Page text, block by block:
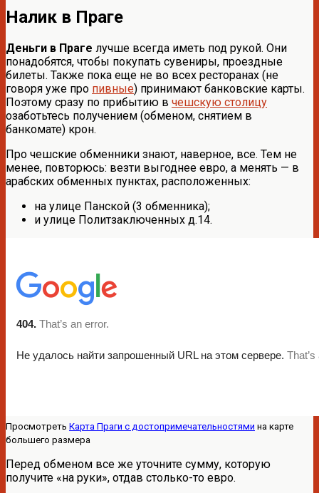
Налик в Праге
Деньги в Праге лучше всегда иметь под рукой. Они
понадобятся, чтобы покупать сувениры, проездные
билеты. Также пока еще не во всех ресторанах (не
говоря уже про пивные) принимают банковские карты.
Поэтому сразу по прибытию в чешскую столицу
озаботьтесь получением (обменом, снятием в
банкомате) крон.
Про чешские обменники знают, наверное, все. Тем не
менее, повторюсь: везти выгоднее евро, а менять — в
арабских обменных пунктах, расположенных:
на улице Панской (3 обменника);
и улице Политзаключенных д.14.
Просмотреть Карта Праги с достопримечательностями на карте
большего размера
Перед обменом все же уточните сумму, которую
получите «на руки», отдав столько-то евро.